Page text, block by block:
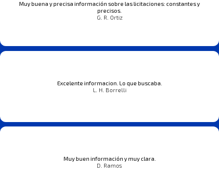
Muy buena y precisa información sobre las licitaciones: constantes y
precisos.
G. R. Ortiz
Excelente informacion. Lo que buscaba.
L. H. Borrelli
Muy buen información y muy clara.
D. Ramos